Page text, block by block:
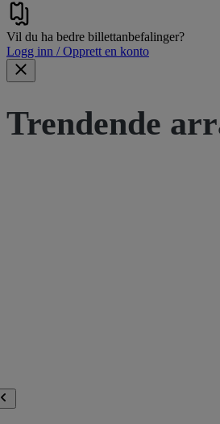
Vil du ha bedre billettanbefalinger?
Logg inn / Opprett en konto
Trendende